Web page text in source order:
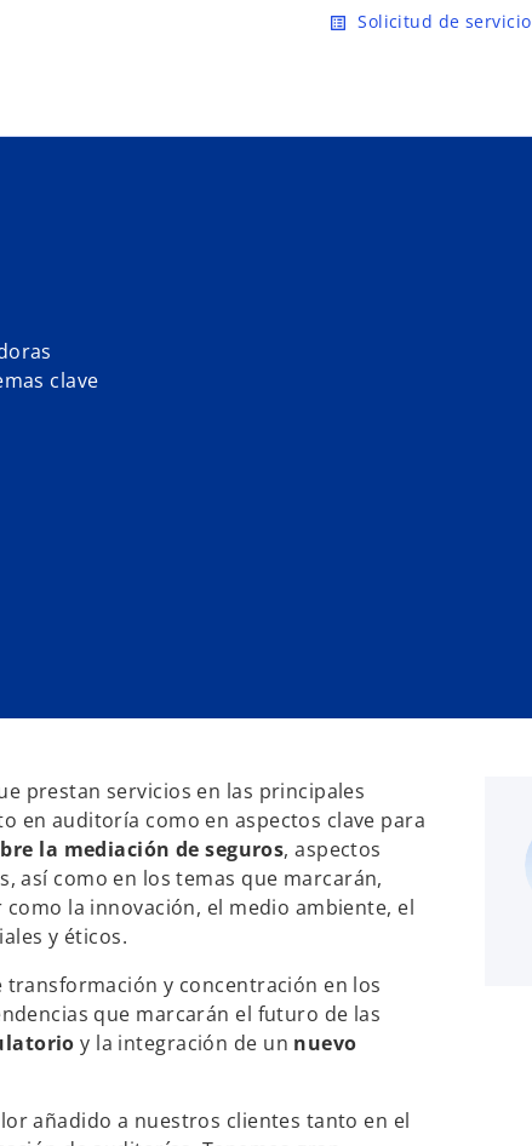
Saltar al contenido principal
list_alt Solicitud de servicio
clave
prestan servicios en las principales
en auditoría como en aspectos clave para
la mediación de seguros, aspectos
así como en los temas que marcarán,
la innovación, el medio ambiente, el
y éticos.
y concentración en los
que marcarán el futuro de las
y la integración de un nuevo
añadido a nuestros clientes tanto en el